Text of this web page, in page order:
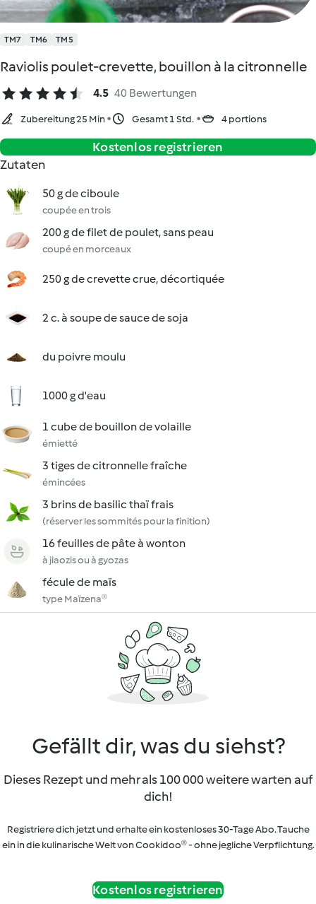
TM7 TM6 TM5
Raviolis poulet-crevette, bouillon à la citronnelle
4.5 40 Bewertungen
Zubereitung 25 Min Gesamt 1 Std. 4 portions
Kostenlos registrieren
Zutaten
50 g de ciboule
coupée en trois
200 g de filet de poulet, sans peau
coupé en morceaux
250 g de crevette crue, décortiquée
2 c. à soupe de sauce de soja
du poivre moulu
1000 g d'eau
1 cube de bouillon de volaille
émietté
3 tiges de citronnelle fraîche
émincées
3 brins de basilic thaï frais
(réserver les sommités pour la finition)
16 feuilles de pâte à wonton
à jiaozis ou à gyozas
fécule de maïs
type Maïzena®
Gefällt dir, was du siehst?
Dieses Rezept und mehr als 100 000 weitere warten auf
dich!
Registriere dich jetzt und erhalte ein kostenloses 30-Tage Abo. Tauche
ein in die kulinarische Welt von Cookidoo® - ohne jegliche Verpflichtung.
Kostenlos registrieren